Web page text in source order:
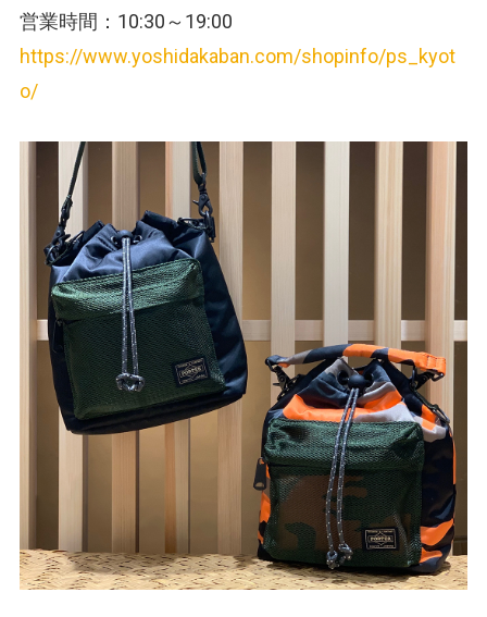
営業時間：10:30～19:00
https://www.yoshidakaban.com/shopinfo/ps_kyot
o/